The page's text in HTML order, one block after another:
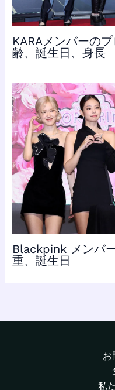
KARAメンバーの
齢、誕生日、身長
Blackpink メンバ
重、誕生日
お
私